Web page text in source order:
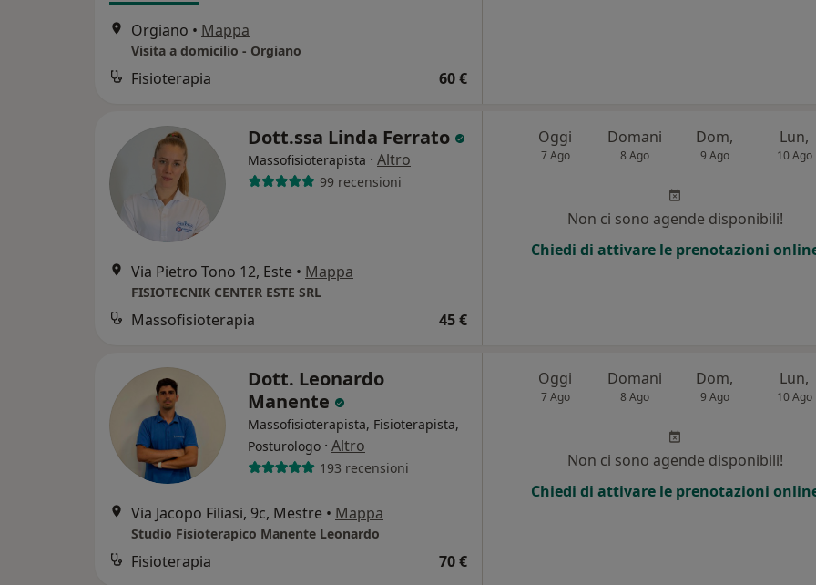
Orgiano • Mappa
Visita a domicilio - Orgiano
Fisioterapia 60 €
Dott.ssa Linda Ferrato
Massofisioterapista · Altro
99 recensioni
Via Pietro Tono 12, Este • Mappa
FISIOTECNIK CENTER ESTE SRL
Massofisioterapia 45 €
Oggi
7 Ago
Domani
8 Ago
Dom,
9 Ago
Lun,
10 Ago
Non ci sono agende disponibili!
Chiedi di attivare le prenotazioni
Dott. Leonardo
Manente
Massofisioterapista, Fisioterapista,
Posturologo · Altro
193 recensioni
Via Jacopo Filiasi, 9c, Mestre • Mappa
Studio Fisioterapico Manente Leonardo
Fisioterapia 70 €
Oggi
7 Ago
Domani
8 Ago
Dom,
9 Ago
Lun,
10 Ago
Non ci sono agende disponibili!
Chiedi di attivare le prenotazioni